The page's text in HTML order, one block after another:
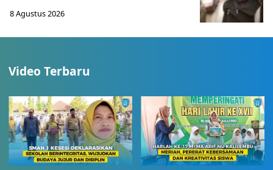
8 Agustus 2026
Video Terbaru